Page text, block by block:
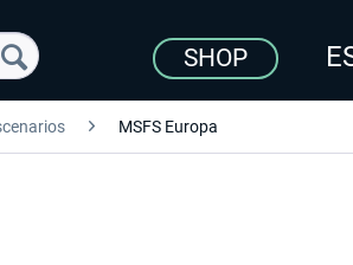
SHOP
MSFS Europa